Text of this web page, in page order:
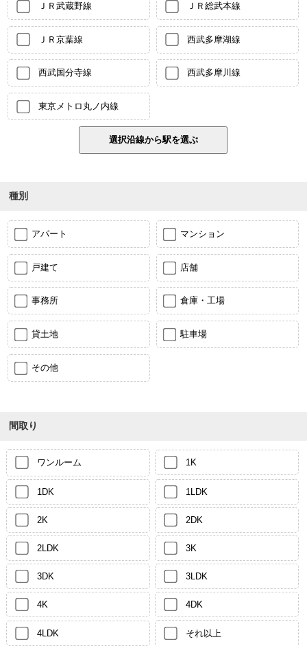
ＪＲ武蔵野線 ＪＲ総武本線
ＪＲ京葉線 西武多摩湖線
西武国分寺線 西武多摩川線
東京メトロ丸ノ内線
種別
アパート マンション
戸建て 店舗
事務所 倉庫・工場
貸土地 駐車場
その他
間取り
ワンルーム 1K
1DK 1LDK
2K 2DK
2LDK 3K
3DK 3LDK
4K 4DK
4LDK それ以上